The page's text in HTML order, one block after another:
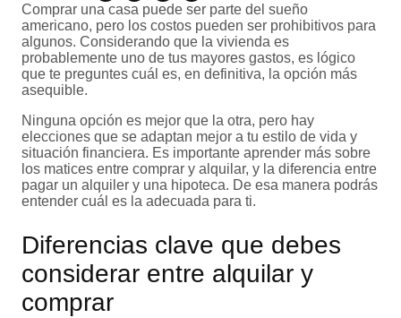
Comprar una casa puede ser parte del sueño
americano, pero los costos pueden ser prohibitivos para
algunos. Considerando que la vivienda es
probablemente uno de tus mayores gastos, es lógico
que te preguntes cuál es, en definitiva, la opción más
asequible.
Ninguna opción es mejor que la otra, pero hay
elecciones que se adaptan mejor a tu estilo de vida y
situación financiera. Es importante aprender más sobre
los matices entre comprar y alquilar, y la diferencia entre
pagar un alquiler y una hipoteca. De esa manera podrás
entender cuál es la adecuada para ti.
Diferencias clave que debes
considerar entre alquilar y
comprar